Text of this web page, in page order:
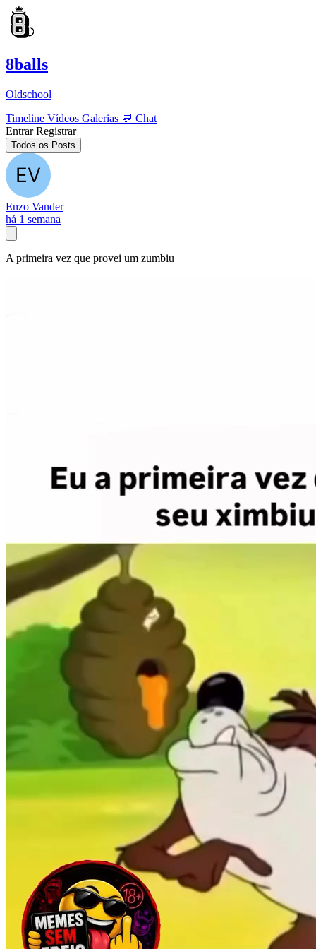
8balls
Oldschool
Timeline Vídeos Galerias 💬 Chat
Entrar Registrar
Todos os Posts
Enzo Vander
há 1 semana
A primeira vez que provei um zumbiu